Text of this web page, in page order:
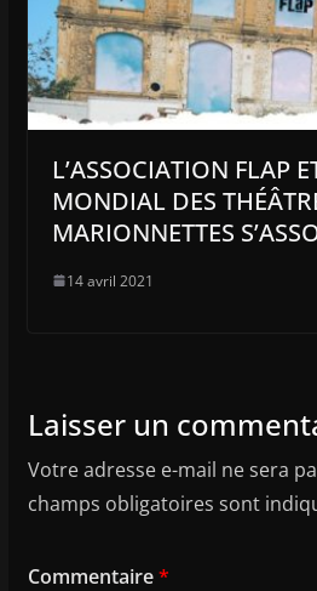
L’ASSOCIATION FLAP
MONDIAL DES
MARIONNETTES
14 avril 2021
Laisser un
Votre adresse e-mail ne sera
champs obligatoires sont
Commentaire*